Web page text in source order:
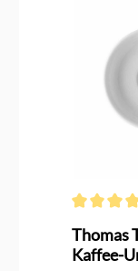
Thomas
Kaffee-